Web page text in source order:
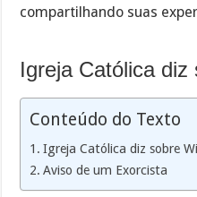
compartilhando suas
Igreja Católica diz
Conteúdo do Texto
Igreja Católica diz sobre
Aviso de um Exorcista